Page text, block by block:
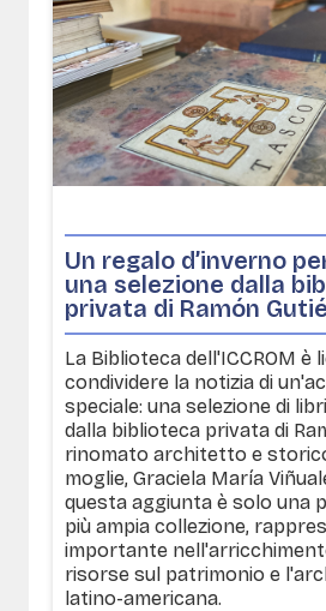
Un regalo d’inverno
una selezione dalla
privata di Ramón
La Biblioteca dell'ICCROM è
condividere la notizia di
speciale: una selezione di
dalla biblioteca privata di
rinomato architetto e
moglie, Graciela María
questa aggiunta è solo una
più ampia collezione,
importante
risorse sul patrimonio e
latino-americana.